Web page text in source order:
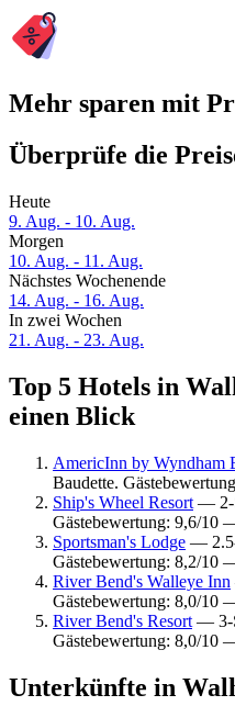
Mehr sparen mit
Überprüfe die
Heute
9. Aug. - 10. Aug.
Morgen
10. Aug. - 11. Aug.
Nächstes Wochenende
14. Aug. - 16. Aug.
In zwei Wochen
21. Aug. - 23. Aug.
Top 5 Hotels in
einen Blick
AmericInn by Wyndham
Baudette.
Ship's Wheel Resort — 2-
Gästebewertung: 9,6/10
Sportsman's Lodge —
Gästebewertung: 8,2/10
River Bend's Walleye Inn
Gästebewertung: 8,0/10
River Bend's Resort — 3-
Gästebewertung: 8,0/10
Unterkünfte in